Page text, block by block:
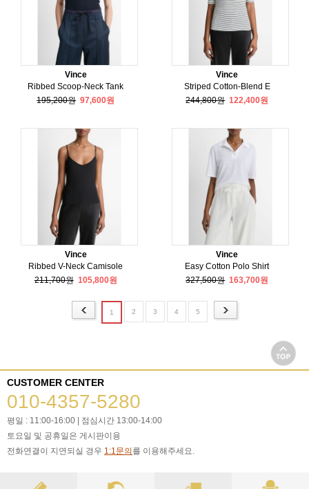
Vince
Ribbed Scoop-Neck Tank
195,200원 97,600원
Vince
Striped Cotton-Blend E
244,800원 122,400원
Vince
Ribbed V-Neck Camisole
211,700원 105,800원
Vince
Easy Cotton Polo Shirt
327,500원 163,700원
1 2 3 4 5
CUSTOMER CENTER
010-4357-5280
평일 : 11:00-16:00 | 점심시간 13:00-14:00
토요일 및 공휴일은 게시판이용
전화연결이 지연되실 경우 1:1문의 를 이용해주세요.